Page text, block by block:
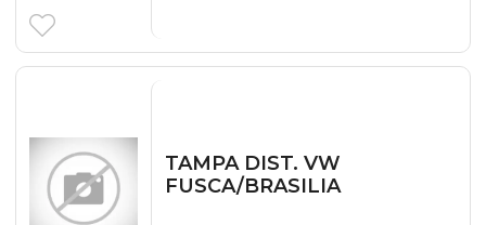
TAMPA DIST. VW
FUSCA/BRASILIA